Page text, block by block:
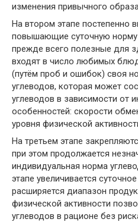
изменения привычного
На втором этапе постепенно
повышающие суточную норму
прежде всего полезные для
входят в число любимых
(путём проб и ошибок) своя
углеводов, которая может
углеводов в зависимости от
особенностей: скорости
уровня физической
На третьем этапе
при этом продолжается
индивидуальная норма
этапе увеличивается
расширяется диапазон
физической активности
углеводов в рационе без